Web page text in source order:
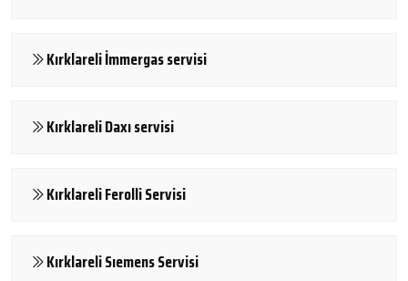
Kırklareli İmmergas servisi
Kırklareli Daxı servisi
Kırklareli Ferolli Servisi
Kırklareli Sıemens Servisi